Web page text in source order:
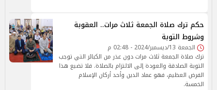
حكم ترك صلاة الجمعة ثلاث مرات.. العقوبة
وشروط التوبة
الجمعة 13/ديسمبر/2024 - 02:48 م
ترك صلاة الجمعة ثلاث مرات دون عذر من الكبائر التي توجب
التوبة الصادقة والعودة إلى الالتزام بالصلاة. فلا تضيع هذا
الفرض العظيم، فهو عماد الدين وأحد أركان الإسلام
الخمسة.